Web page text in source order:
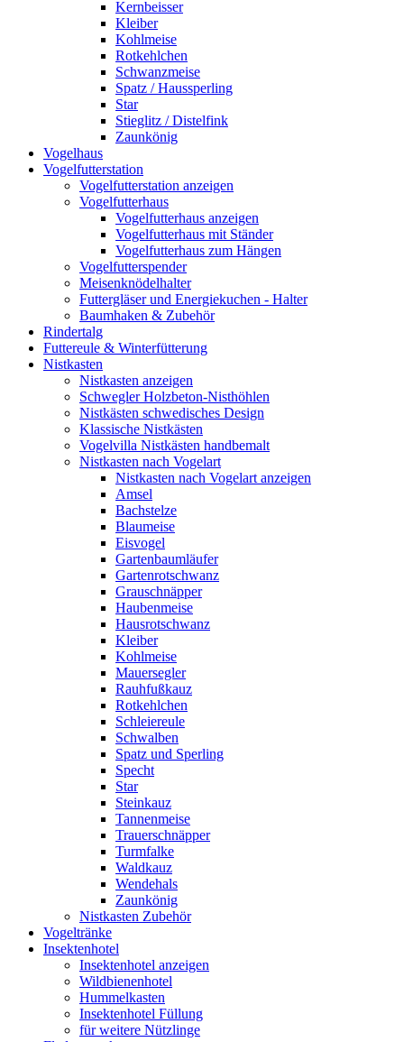
Kernbeisser
Kleiber
Kohlmeise
Rotkehlchen
Schwanzmeise
Spatz / Haussperling
Star
Stieglitz / Distelfink
Zaunkönig
Vogelhaus
Vogelfutterstation
Vogelfutterstation anzeigen
Vogelfutterhaus
Vogelfutterhaus anzeigen
Vogelfutterhaus mit Ständer
Vogelfutterhaus zum Hängen
Vogelfutterspender
Meisenknödelhalter
Futtergläser und Energiekuchen - Halter
Baumhaken & Zubehör
Rindertalg
Futtereule & Winterfütterung
Nistkasten
Nistkasten anzeigen
Schwegler Holzbeton-Nisthöhlen
Nistkästen schwedisches Design
Klassische Nistkästen
Vogelvilla Nistkästen handbemalt
Nistkasten nach Vogelart
Nistkasten nach Vogelart anzeigen
Amsel
Bachstelze
Blaumeise
Eisvogel
Gartenbaumläufer
Gartenrotschwanz
Grauschnäpper
Haubenmeise
Hausrotschwanz
Kleiber
Kohlmeise
Mauersegler
Rauhfußkauz
Rotkehlchen
Schleiereule
Schwalben
Spatz und Sperling
Specht
Star
Steinkauz
Tannenmeise
Trauerschnäpper
Turmfalke
Waldkauz
Wendehals
Zaunkönig
Nistkasten Zubehör
Vogeltränke
Insektenhotel
Insektenhotel anzeigen
Wildbienenhotel
Hummelkasten
Insektenhotel Füllung
für weitere Nützlinge